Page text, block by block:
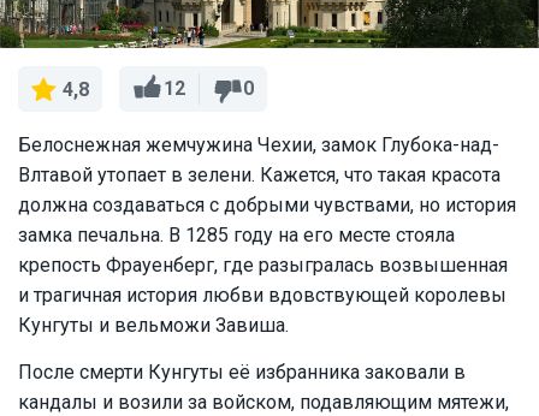
4,8 12 0
Белоснежная жемчужина Чехии, замок Глубока-над-
Влтавой утопает в зелени. Кажется, что такая красота
должна создаваться с добрыми чувствами, но история
замка печальна. В 1285 году на его месте стояла
крепость Фрауенберг, где разыгралась возвышенная
и трагичная история любви вдовствующей королевы
Кунгуты и вельможи Завиша.
После смерти Кунгуты её избранника заковали в
кандалы и возили за войском, подавляющим мятежи,